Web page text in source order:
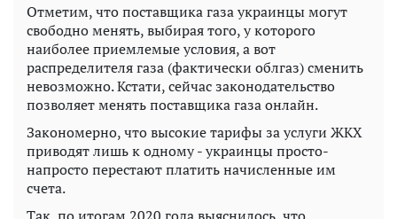
Отметим, что поставщика газа украинцы могут
свободно менять, выбирая того, у которого
наиболее приемлемые условия, а вот
распределителя газа (фактически облгаз) сменить
невозможно. Кстати, сейчас законодательство
позволяет менять поставщика газа онлайн.
Закономерно, что высокие тарифы за услуги ЖКХ
приводят лишь к одному - украинцы просто-
напросто перестают платить начисленные им
счета.